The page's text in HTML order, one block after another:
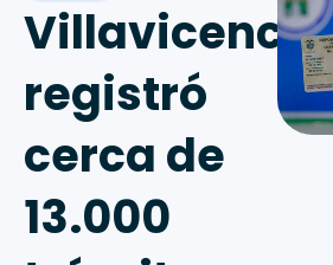
Villavicencio
registró
cerca de
13.000